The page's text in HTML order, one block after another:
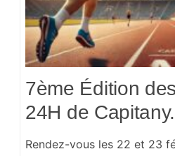
7ème Édition
24H de Capitany.
Rendez-vous les 22 et 23